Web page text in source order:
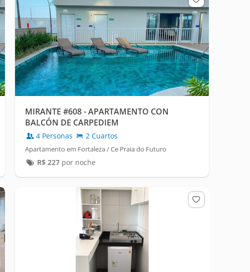
MIRANTE #608 - APARTAMENTO CON
BALCÓN DE CARPEDIEM
4 Personas 2 Cuartos
Apartamento em Fortaleza / Ce Praia do Futuro
R$ 227por noche